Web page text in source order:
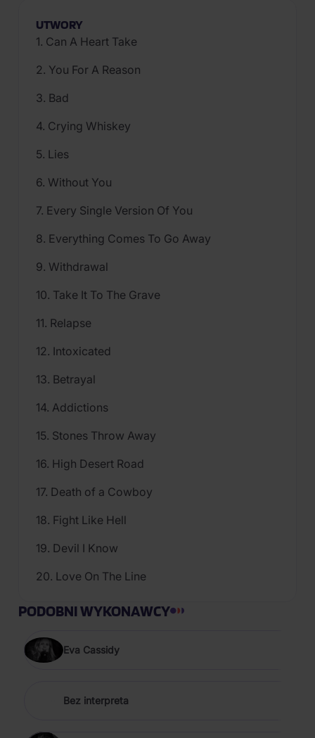
UTWORY
1. Can A Heart Take
2. You For A Reason
3. Bad
4. Crying Whiskey
5. Lies
6. Without You
7. Every Single Version Of You
8. Everything Comes To Go Away
9. Withdrawal
10. Take It To The Grave
11. Relapse
12. Intoxicated
13. Betrayal
14. Addictions
15. Stones Throw Away
16. High Desert Road
17. Death of a Cowboy
18. Fight Like Hell
19. Devil I Know
20. Love On The Line
PODOBNI WYKONAWCY
Eva Cassidy
Bez interpreta